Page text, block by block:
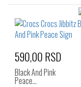
590,00 RSD
Black And Pink
Peace…